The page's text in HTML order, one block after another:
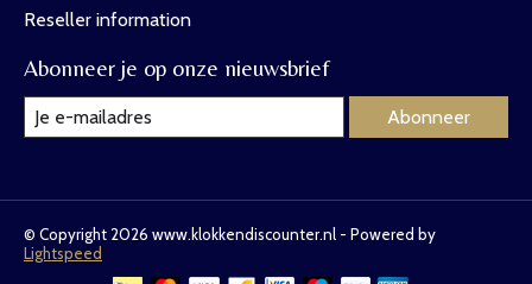
Reseller information
Abonneer je op onze nieuwsbrief
Abonneer
© Copyright 2026 www.klokkendiscounter.nl - Powered by
Lightspeed